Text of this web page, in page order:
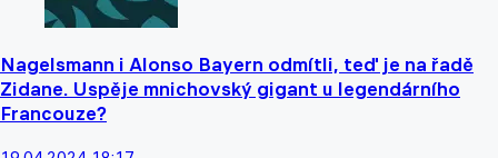
Nagelsmann i Alonso Bayern odmítli, teď je na řadě
Zidane. Uspěje mnichovský gigant u legendárního
Francouze?